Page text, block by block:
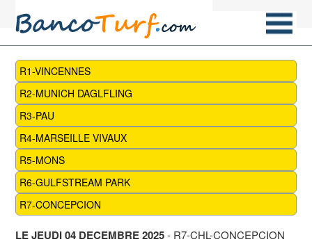
R1-VINCENNES
R2-MUNICH DAGLFLING
R3-PAU
R4-MARSEILLE VIVAUX
R5-MONS
R6-GULFSTREAM PARK
R7-CONCEPCION
LE JEUDI 04 DECEMBRE 2025- R7-CHL-CONCEPCION